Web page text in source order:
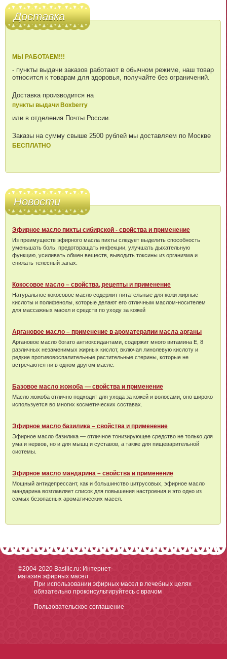
Доставка
МЫ РАБОТАЕМ!!!
- пункты выдачи заказов работают в обычном режиме, наш товар
относится к товарам для здоровья, получайте без ограничений.
Доставка производится на
пункты выдачи Boxberry
или в отделения Почты России.
Заказы на сумму свыше 2500 рублей мы доставляем по Москве
БЕСПЛАТНО
Новости
Эфирное масло пихты сибирской - свойства и применение
Из преимуществ эфирного масла пихты следует выделить способность
уменьшать боль, предотвращать инфекции, улучшать дыхательную
функцию, усиливать обмен веществ, выводить токсины из организма и
снижать телесный запах.
Кокосовое масло – свойства, рецепты и применение
Натуральное кокосовое масло содержит питательные для кожи жирные
кислоты и полифенолы, которые делают его отличным маслом-носителем
для массажных масел и средств по уходу за кожей
Аргановое масло – применение в ароматерапии масла арганы
Аргановое масло богато антиоксидантами, содержит много витамина Е, 8
различных незаменимых жирных кислот, включая линолевую кислоту и
редкие противовоспалительные растительные стерины, которые не
встречаются ни в одном другом масле.
Базовое масло жожоба — свойства и применение
Масло жожоба отлично подходит для ухода за кожей и волосами, оно широко
используется во многих косметических составах.
Эфирное масло базилика – свойства и применение
Эфирное масло базилика — отличное тонизирующее средство не только для
ума и нервов, но и для мышц и суставов, а также для пищеварительной
системы.
Эфирное масло мандарина – свойства и применение
Мощный антидепрессант, как и большинство цитрусовых, эфирное масло
мандарина возглавляет список для повышения настроения и это одно из
самых безопасных ароматических масел.
©2004-2020 Basilic.ru: Интернет-
магазин эфирных масел
При использовании эфирных масел в лечебных целях
обязательно проконсультируйтесь с врачом
Пользовательское соглашение